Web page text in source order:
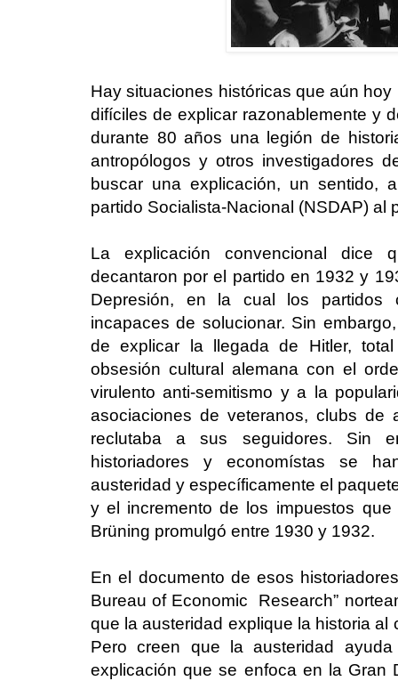
Hay situaciones históricas que aún
difíciles de explicar razonablemente y
durante 80 años una legión de
antropólogos y otros investigadores
buscar una explicación, un sentido,
partido Socialista-Nacional (NSDAP) al
La explicación convencional dice
decantaron por el partido en 1932 y
Depresión, en la cual los partidos
incapaces de solucionar. Sin
de explicar
la llegada de Hitler,
obsesión cultural alemana con el
virulento anti-semitismo y a la
asociaciones de veteranos, clubs de
reclutaba a sus seguidores. Sin
historiadores y economístas se
austeridad y específicamente el
y el incremento de los impuestos
Brüning promulgó entre 1930 y 1932.
En el documento de esos
Bureau of Economic Research”
que la austeridad explique la historia al
Pero creen que la austeridad
explicación que se enfoca en la Gran